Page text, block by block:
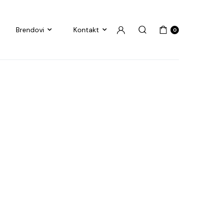
Brendovi Kontakt 0